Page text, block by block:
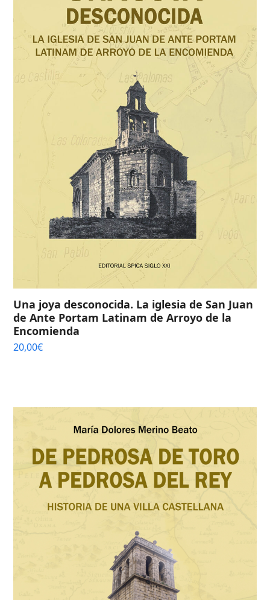
Una joya desconocida. La iglesia de San Juan
de Ante Portam Latinam de Arroyo de la
Encomienda
20,00€